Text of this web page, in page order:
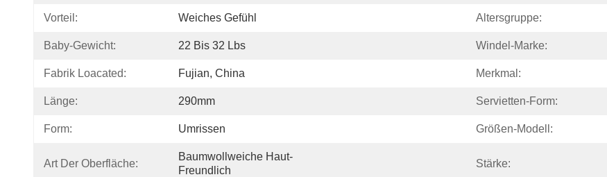
Vorteil: Weiches Gefühl Altersgruppe:
Baby-Gewicht: 22 Bis 32 Lbs Windel-Marke:
Fabrik Loacated: Fujian, China Merkmal:
Länge: 290mm Servietten-Form:
Form: Umrissen Größen-Modell:
Art Der Oberfläche:
Baumwollweiche Haut-
Freundlich
Stärke: